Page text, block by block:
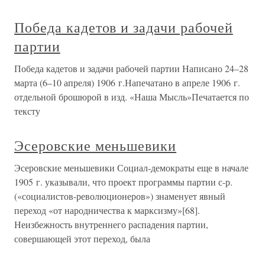
Победа кадетов и задачи рабочей
партии
Победа кадетов и задачи рабочей партии Написано 24–28
марта (6–10 апреля) 1906 г.Напечатано в апреле 1906 г.
отдельной брошюрой в изд. «Наша Мысль»Печатается по
тексту
Эсеровские меньшевики
Эсеровские меньшевики Социал-демократы еще в начале
1905 г. указывали, что проект программы партии с-р.
(«социалистов-революционеров») знаменует явный
переход «от народничества к марксизму»[68].
Неизбежность внутреннего распадения партии,
совершающей этот переход, была